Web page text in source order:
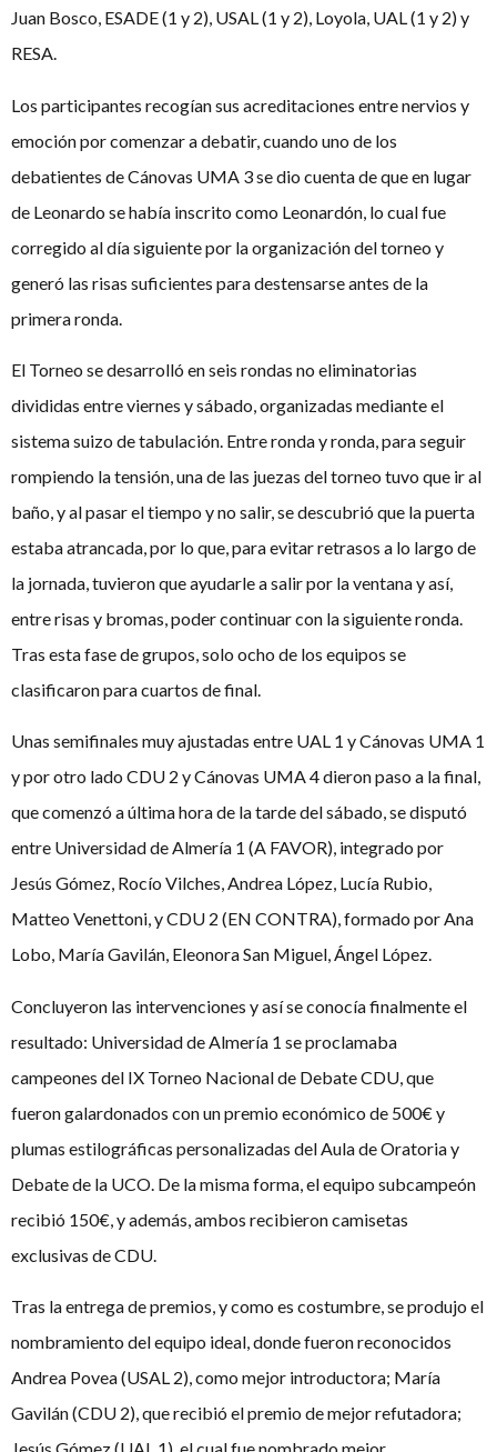
Juan Bosco, ESADE (1 y 2), USAL (1 y 2), Loyola, UAL (1 y 2) y
RESA.
Los participantes recogían sus acreditaciones entre nervios y
emoción por comenzar a debatir, cuando uno de los
debatientes de Cánovas UMA 3 se dio cuenta de que en lugar
de Leonardo se había inscrito como Leonardón, lo cual fue
corregido al día siguiente por la organización del torneo y
generó las risas suficientes para destensarse antes de la
primera ronda.
El Torneo se desarrolló en seis rondas no eliminatorias
divididas entre viernes y sábado, organizadas mediante el
sistema suizo de tabulación. Entre ronda y ronda, para seguir
rompiendo la tensión, una de las juezas del torneo tuvo que ir al
baño, y al pasar el tiempo y no salir, se descubrió que la puerta
estaba atrancada, por lo que, para evitar retrasos a lo largo de
la jornada, tuvieron que ayudarle a salir por la ventana y así,
entre risas y bromas, poder continuar con la siguiente ronda.
Tras esta fase de grupos, solo ocho de los equipos se
clasificaron para cuartos de final.
Unas semifinales muy ajustadas entre UAL 1 y Cánovas UMA 1
y por otro lado CDU 2 y Cánovas UMA 4 dieron paso a la final,
que comenzó a última hora de la tarde del sábado, se disputó
entre Universidad de Almería 1 (A FAVOR), integrado por
Jesús Gómez, Rocío Vilches, Andrea López, Lucía Rubio,
Matteo Venettoni, y CDU 2 (EN CONTRA), formado por Ana
Lobo, María Gavilán, Eleonora San Miguel, Ángel López.
Concluyeron las intervenciones y así se conocía finalmente el
resultado: Universidad de Almería 1 se proclamaba
campeones del IX Torneo Nacional de Debate CDU, que
fueron galardonados con un premio económico de 500€ y
plumas estilográficas personalizadas del Aula de Oratoria y
Debate de la UCO. De la misma forma, el equipo subcampeón
recibió 150€, y además, ambos recibieron camisetas
exclusivas de CDU.
Tras la entrega de premios, y como es costumbre, se produjo el
nombramiento del equipo ideal, donde fueron reconocidos
Andrea Povea (USAL 2), como mejor introductora; María
Gavilán (CDU 2), que recibió el premio de mejor refutadora;